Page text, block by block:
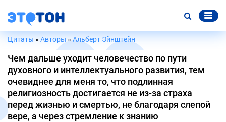
Цитаты » Авторы »Альберт Эйнштейн
Чем дальше уходит человечество по пути
духовного и интеллектуального развития, тем
очевиднее для меня то, что подлинная
религиозность достигается не из-за страха
перед жизнью и смертью, не благодаря слепой
вере, а через стремление к знанию